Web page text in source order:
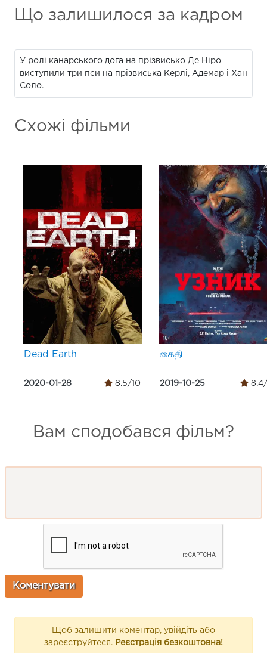
Що залишилося за кадром
У ролі канарського дога на прізвисько Де Ніро
виступили три пси на прізвиська Керлі, Адемар і Хан
Соло.
Схожі фільми
Dead Earth
2020-01-28 8.5/10
கைதி
2019-10-25 8.4/
Вам сподобався фільм?
Щоб залишити коментар, увійдіть або
зареєструйтеся. Реєстрація безкоштовна!